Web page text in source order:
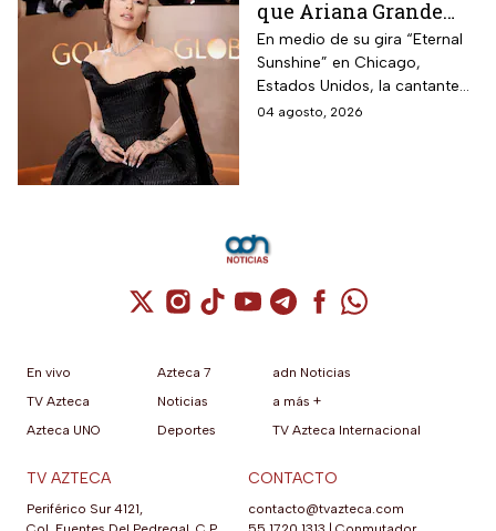
que Ariana Grande
hará una pausa en su
carrera
En medio de su gira “Eternal
Sunshine” en Chicago,
Estados Unidos, la cantante
informó a sus fanáticos que
04 agosto, 2026
Cuenta de X / Twitter (se abre en una
Cuenta de Instagram (se abre en una
Cuenta de TikTok (se abre en
Cuenta de YouTube (se abre
Cuenta de Telegram (se
Cuenta de
Cuenta de
En vivo
TV Azteca
Azteca UNO
Azteca 7
Noticias
Deportes
adn Noticias
a más +
TV Azteca Internacional
TV AZTECA
Periférico Sur 4121,
CONTACTO
contacto@tvazteca.com